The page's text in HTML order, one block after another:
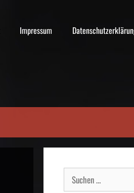
Impressum
Suche
nach: